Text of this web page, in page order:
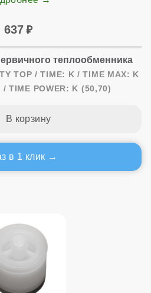
637
теплообменника
TOP / TIME: K / TIME MAX: K
/ TIME POWER: K (50,70)
в 1 клик